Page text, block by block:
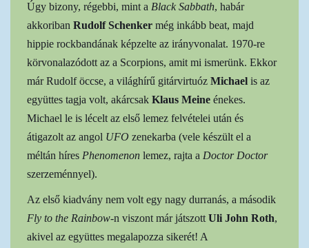
Úgy bizony, régebbi, mint a Black Sabbath, habár
akkoriban Rudolf Schenker még inkább beat, majd
hippie rockbandának képzelte az irányvonalat. 1970-re
körvonalazódott az a Scorpions, amit mi ismerünk. Ekkor
már Rudolf öccse, a világhírű gitárvirtuóz Michael is az
együttes tagja volt, akárcsak Klaus Meine énekes.
Michael le is lécelt az első lemez felvételei után és
átigazolt az angol UFO zenekarba (vele készült el a
méltán híres Phenomenon lemez, rajta a Doctor Doctor
szerzeménnyel).
Az első kiadvány nem volt egy nagy durranás, a második
Fly to the Rainbow-n viszont már játszott Uli John Roth,
akivel az együttes megalapozza sikerét! A